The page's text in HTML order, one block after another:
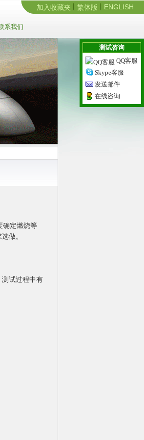
加入收藏夹 繁体版 ENGLISH
系我们
确定燃烧等
做。
试过程中有
测试咨询
QQ客服
Skype客服
发送邮件
在线咨询